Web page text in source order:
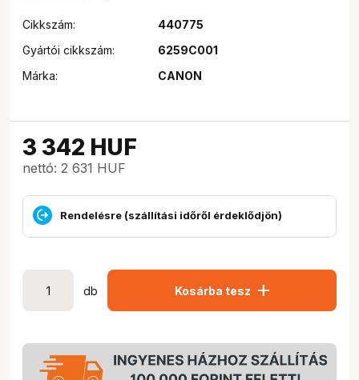
Cikkszám:
440775
Gyártói cikkszám:
6259C001
Márka:
CANON
3 342 HUF
nettó: 2 631 HUF
Rendelésre (szállítási időről érdeklődjön)
db Kosárba tesz add